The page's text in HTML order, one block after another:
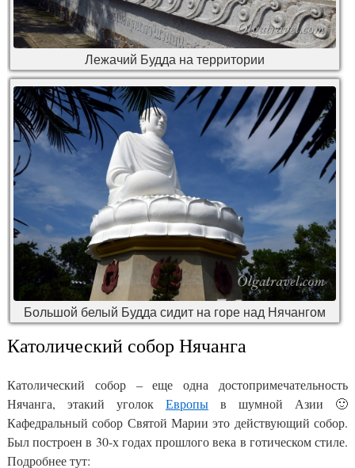
Лежачий Будда на территории
Большой белый Будда сидит на горе над Нячангом
Католический собор Нячанга
Католический собор – еще одна достопримечательность
Нячанга, этакий уголок Европы в шумной Азии 🙂
Кафедральный собор Святой Марии это действующий собор.
Был построен в 30-х годах прошлого века в готическом стиле.
Подробнее тут: